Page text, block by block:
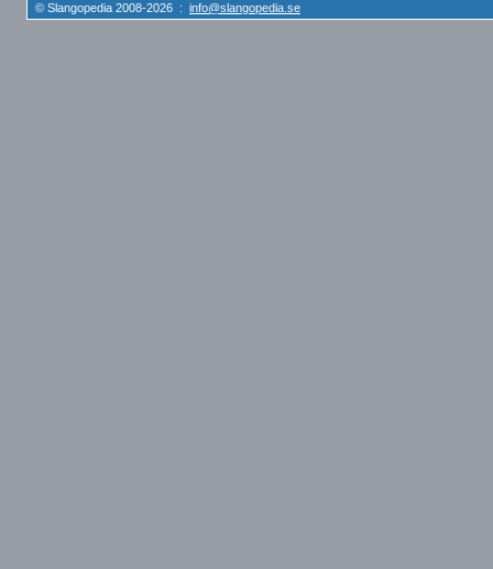
© Slangopedia 2008-2026 : info@slangopedia.se